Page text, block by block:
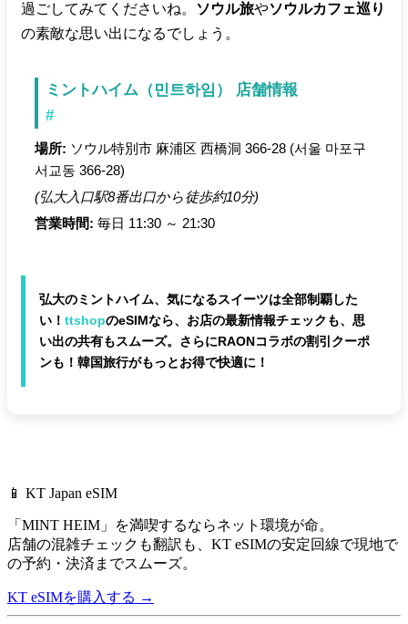
過ごしてみてくださいね。
ソウル旅やソウルカフェ巡り
の素敵な思い出になるでしょう。
ミントハイム（민트하임） 店舗情報
#
場所: ソウル特別市 麻浦区 西橋洞 366-28 (서울 마포구
서교동 366-28)
(弘大入口駅8番出口から徒歩約10分)
営業時間: 毎日 11:30 ～ 21:30
弘大のミントハイム、気になるスイーツは全部制覇した
い！ ttshopのeSIMなら、お店の最新情報チェックも、思
い出の共有もスムーズ。さらにRAONコラボの割引クーポ
ンも！韓国旅行がもっとお得で快適に！
📱 KT Japan eSIM
「MINT HEIM」を満喫するならネット環境が命。
店舗の混雑チェックも翻訳も、 KT eSIMの安定回線で現地で
の予約・決済までスムーズ。
KT eSIMを購入する →